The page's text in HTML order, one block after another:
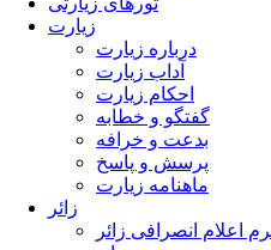
زیارت
درباره زیارت
آداب زیارت
احکام زیارت
گفتگو و خطابه
بدعت و خرافه
پرسش و پاسخ
ماهنامه زیارت
زائر
اعلام انصرافی زائر